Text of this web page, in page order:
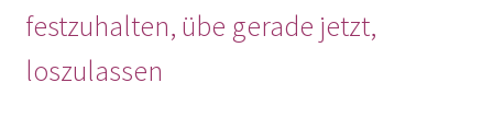
festzuhalten, übe gerade jetzt,
loszulassen